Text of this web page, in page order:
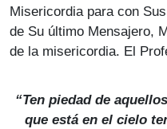
Misericordia para con
de Su último Mensajero,
de la misericordia. El
“Ten piedad de
que está en el cielo